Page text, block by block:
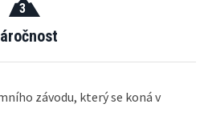
3
závodu, který se koná v